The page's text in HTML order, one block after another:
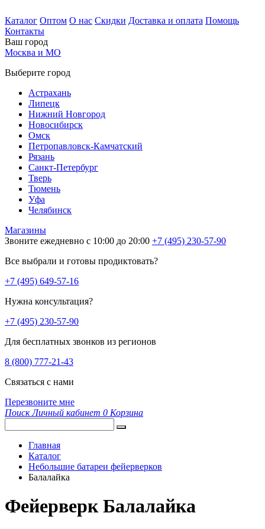
Каталог Оптом О нас Скидки Доставка и оплата Помощь
Контакты
Ваш город
Москва и МО
Выберите город
Астрахань
Липецк
Нижний Новгород
Новосибирск
Омск
Петропавловск-Камчатский
Рязань
Санкт-Петербург
Тверь
Тюмень
Уфа
Челябинск
Магазины
Звоните ежедневно с 10:00 до 20:00 +7 (495) 230-57-90
Все выбрали и готовы продиктовать?
+7 (495) 649-57-16
Нужна консультация?
+7 (495) 230-57-90
Для бесплатных звонков из регионов
8 (800) 777-21-43
Связаться с нами
Перезвоните мне
Поиск Личный кабинет 0 Корзина
Главная
Каталог
Небольшие батареи фейерверков
Балалайка
Фейерверк Балалайка